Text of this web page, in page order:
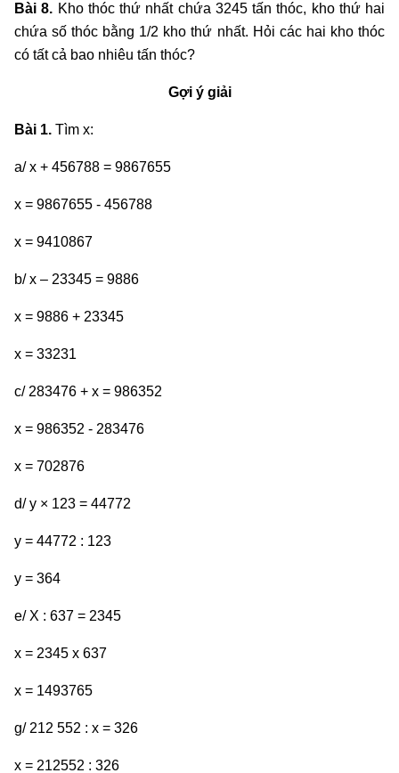
Bài 8. Kho thóc thứ nhất chứa 3245 tấn thóc, kho thứ hai
chứa số thóc bằng 1/2 kho thứ nhất. Hỏi các hai kho thóc
có tất cả bao nhiêu tấn thóc?
Gợi ý giải
Bài 1. Tìm x:
a/ x + 456788 = 9867655
x = 9867655 - 456788
x = 9410867
b/ x – 23345 = 9886
x = 9886 + 23345
x = 33231
c/ 283476 + x = 986352
x = 986352 - 283476
x = 702876
d/ y × 123 = 44772
y = 44772 : 123
y = 364
e/ X : 637 = 2345
x = 2345 x 637
x = 1493765
g/ 212 552 : x = 326
x = 212552 : 326